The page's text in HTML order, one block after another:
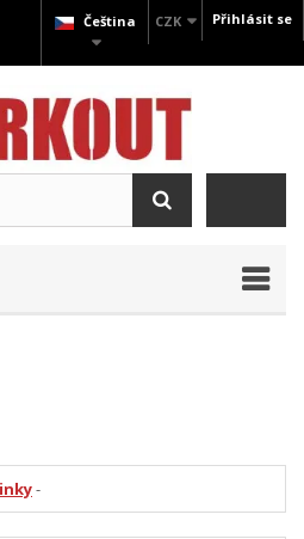
Přihlásit se
CZK
Čeština
-